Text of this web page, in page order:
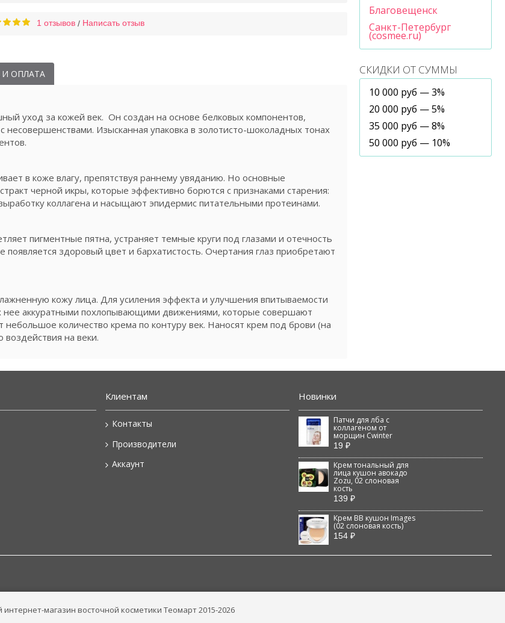
Благовещенск
Санкт-Петербург
(cosmee.ru)
СКИДКИ ОТ СУММЫ
10 000 руб — 3%
20 000 руб — 5%
35 000 руб — 8%
50 000 руб — 10%
1 отзывов / Написать отзыв
И ОПЛАТА
уход за кожей век. Он создан на основе белковых компонентов,
Изысканная упаковка в золотисто-шоколадных тонах
в коже влагу, препятствуя раннему увяданию. Но основные
черной икры, которые эффективно борются с признаками старения:
коллагена и насыщают эпидермис питательными протеинами.
пигментные пятна, устраняет темные круги под глазами и отечность
появляется здоровый цвет и бархатистость. Очертания глаз приобретают
кожу лица. Для усиления эффекта и улучшения впитываемости
нее аккуратными похлопывающими движениями, которые совершают
количество крема по контуру век. Наносят крем под брови (на
воздействия на веки.
Клиентам
Контакты
Производители
Аккаунт
Новинки
Патчи для лба с
коллагеном от
морщин Cwinter
19 ₽
Крем тональный для
лица кушон авокадо
Zozu, 02 слоновая
кость
139 ₽
Крем BB кушон Images
(02 слоновая кость)
154 ₽
магазин восточной косметики Теомарт 2015-2026